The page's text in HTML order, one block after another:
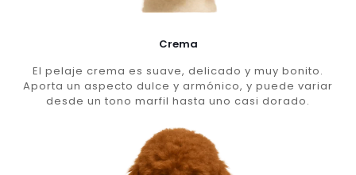
Crema
El pelaje crema es suave, delicado y muy bonito.
Aporta un aspecto dulce y armónico, y puede variar
desde un tono marfil hasta uno casi dorado.